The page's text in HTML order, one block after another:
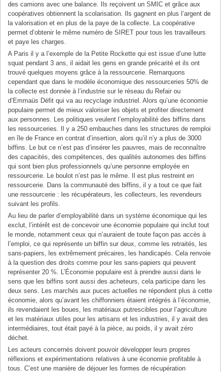
des camions avec une balance. Ils reçoivent un SMIC et grâce aux
coopératives obtiennent la scolarisation. Ils gagnent en plus l’argent de
la valorisation et en plus de la paye de la collecte. La coopérative
permet d’obtenir le même numéro de SIRET pour tous les travailleurs
et paye les charges.
A Paris il y a l’exemple de la Petite Rockette qui est issue d’une lutte
squat pendant 3 ans, il aidait les gens en grande précarité et ils ont
trouvé quelques moyens grâce à la ressourcerie. Remarquons
cependant que dans le modèle économique des ressourceries 50% de
la collecte est donnée à l’industrie sur le réseau du Refair ou
d’Emmaüs Défit qui va au recyclage industriel. Alors qu’une économie
populaire permet de mieux valoriser les objets et profiter directement
aux personnes. Les politiques veulent l’employabilité des biffins dans
les ressourceries. Il y a 250 embauches dans les structures de remploi
en île de France en contrat d’insertion, alors qu’il n’y a plus de 3000
biffins. Le but ce n’est pas d’insérer les pauvres, mais de reconnaître
des capacités, des compétences, des qualités autonomes des biffins
qui sont bien plus professionnels qu’une personne employée en
ressourcerie. Le boulot n’est pas le même. Il est plus restreint en
ressourcerie. Dans la communauté des biffins, il y a tout ce que fait
une ressourcerie : les récupérateurs, les collecteurs, les revendeurs
suivant les profils.
Au lieu de parler d’employabilité dans un système économique qui les
exclut, l’intérêt est de concevoir une économie populaire qui inclut tout
le monde, notamment ceux qui n’auraient de toute façon pas accès à
l’emploi, ce qui représente un biffin sur deux, comme les retraités, les
sans-papiers, les extrêmement précaires, les handicapés. Cela renvoie
à la question des droits comme pour les sans-papiers qui peuvent
représenter 20 %. L’Économie populaire est à prendre aussi dans le
sens que les biffins sont aussi des acheteurs, cela participe dans les
deux sens. Les marchés aux puces actuelles ne répondent plus à cette
économie, alors qu’avant les chiffonniers étaient intégrés à l’économie,
ils revendaient les boues, les matériaux putrescibles pour l’agriculture
et les matériaux utiles pour les artisans et les industries, il y avait des
intermédiaires, tout était payé à la pièce, au poids, il y avait zéro
déchet.
Les acteurs concernés doivent pouvoir développer leurs propres
réflexions et expérimentations relatives à une économie profitable à
tous. C’est une manière de déjouer les formes de récupération